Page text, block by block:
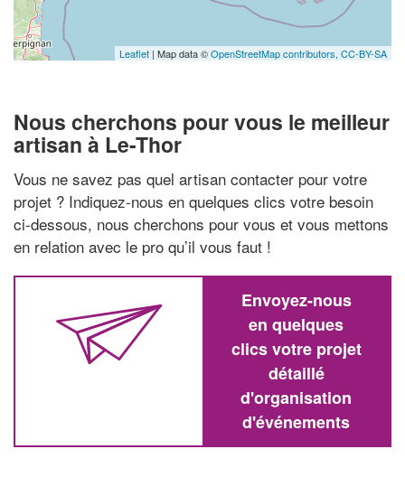
Leaflet | Map data ©OpenStreetMap contributors, CC-BY-SA
Nous cherchons pour vous le meilleur
artisan à Le-Thor
Vous ne savez pas quel artisan contacter pour votre
projet ? Indiquez-nous en quelques clics votre besoin
ci-dessous, nous cherchons pour vous et vous mettons
en relation avec le pro qu’il vous faut !
Envoyez-nous
en quelques
clics votre projet
détaillé
d'organisation
d'événements